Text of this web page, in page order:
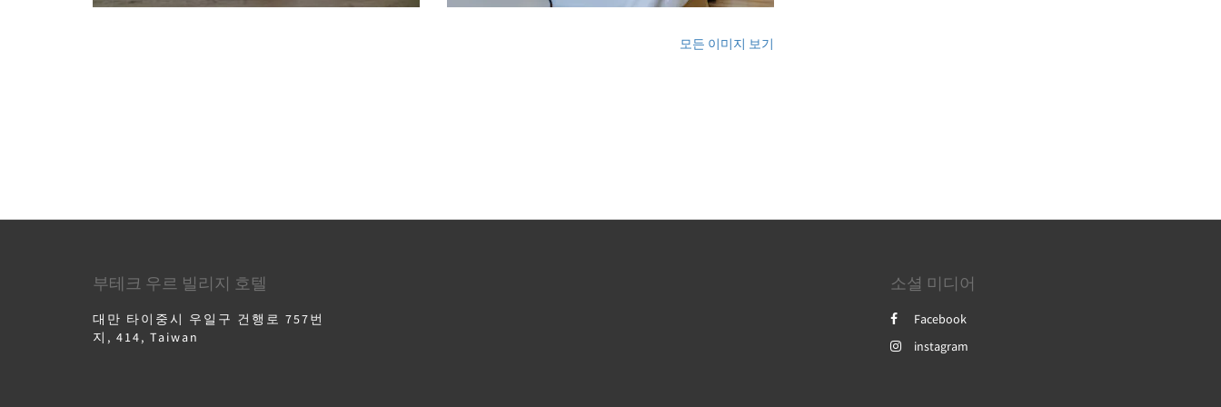
모든 이미지 보기
부테크 우르 빌리지 호텔
대만 타이중시 우일구 건행로 757번
지, 414, Taiwan
소셜 미디어
Facebook
instagram